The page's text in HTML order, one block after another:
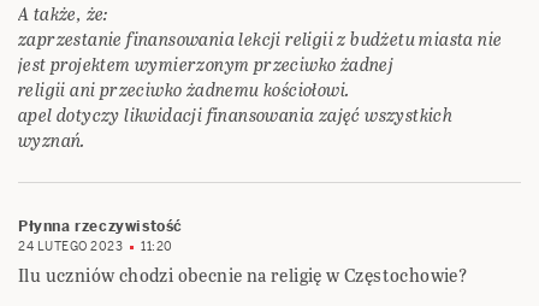
A także, że:
zaprzestanie finansowania lekcji religii z budżetu miasta nie
jest projektem wymierzonym przeciwko żadnej
religii ani przeciwko żadnemu kościołowi.
apel dotyczy likwidacji finansowania zajęć wszystkich
wyznań.
Płynna rzeczywistość
24 LUTEGO 2023 11:20
Ilu uczniów chodzi obecnie na religię w Częstochowie?